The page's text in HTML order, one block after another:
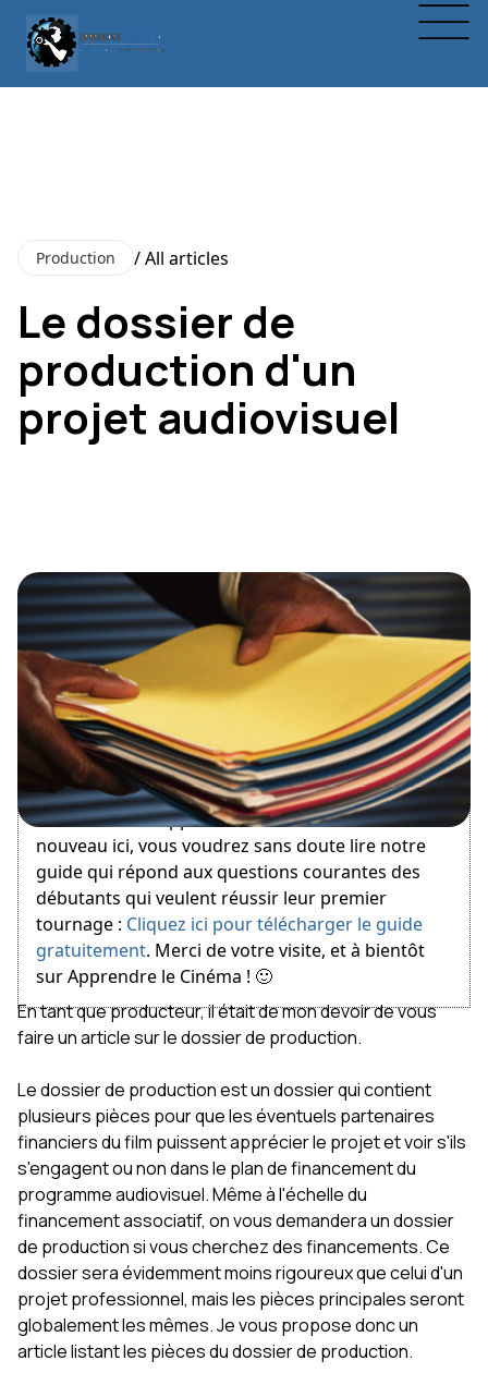
Production / All articles
Le dossier de
production d'un
projet audiovisuel
August 12, 2014
Bienvenue sur Apprendre le Cinéma ! Si vous êtes
nouveau ici, vous voudrez sans doute lire notre
guide qui répond aux questions courantes des
débutants qui veulent réussir leur premier
tournage : Cliquez ici pour télécharger le guide
gratuitement. Merci de votre visite, et à bientôt
sur Apprendre le Cinéma ! 🙂
En tant que producteur, il était de mon devoir de vous
faire un article sur le dossier de production.
Le dossier de production est un dossier qui contient
plusieurs pièces pour que les éventuels partenaires
financiers du film puissent apprécier le projet et voir s'ils
s'engagent ou non dans le plan de financement du
programme audiovisuel. Même à l'échelle du
financement associatif, on vous demandera un dossier
de production si vous cherchez des financements. Ce
dossier sera évidemment moins rigoureux que celui d'un
projet professionnel, mais les pièces principales seront
globalement les mêmes. Je vous propose donc un
article listant les pièces du dossier de production.